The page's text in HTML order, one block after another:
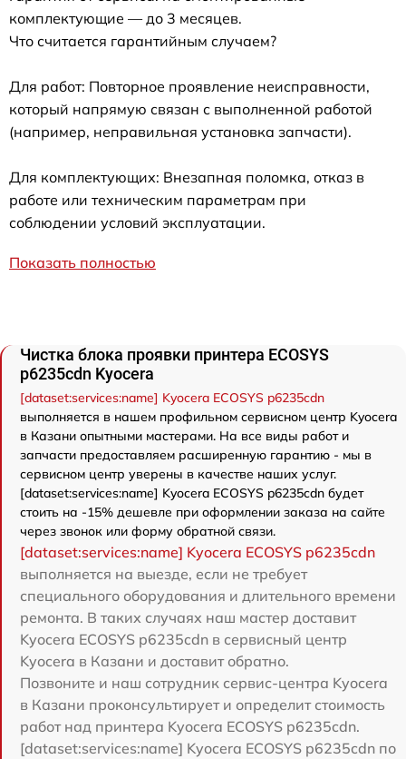
комплектующие — до 3 месяцев.
Что считается гарантийным случаем?
Для работ: Повторное проявление неисправности,
который напрямую связан с выполненной работой
(например, неправильная установка запчасти).
Для комплектующих: Внезапная поломка, отказ в
работе или техническим параметрам при
соблюдении условий эксплуатации.
Показать полностью
Чистка блока проявки принтера ECOSYS
p6235cdn Kyocera
[dataset:services:name] Kyocera ECOSYS p6235cdn
выполняется в нашем профильном сервисном центр Kyocera
в Казани опытными мастерами. На все виды работ и
запчасти предоставляем расширенную гарантию - мы в
сервисном центр уверены в качестве наших услуг.
[dataset:services:name] Kyocera ECOSYS p6235cdn будет
стоить на -15% дешевле при оформлении заказа на сайте
через звонок или форму обратной связи.
[dataset:services:name] Kyocera ECOSYS p6235cdn
выполняется на выезде, если не требует
специального оборудования и длительного времени
ремонта. В таких случаях наш мастер доставит
Kyocera ECOSYS p6235cdn в сервисный центр
Kyocera в Казани и доставит обратно.
Позвоните и наш сотрудник сервис-центра Kyocera
в Казани проконсультирует и определит стоимость
работ над принтера Kyocera ECOSYS p6235cdn.
[dataset:services:name] Kyocera ECOSYS p6235cdn по